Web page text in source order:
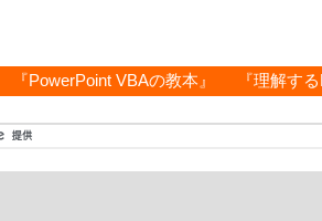
『PowerPoint VBAの教本』 『理解す